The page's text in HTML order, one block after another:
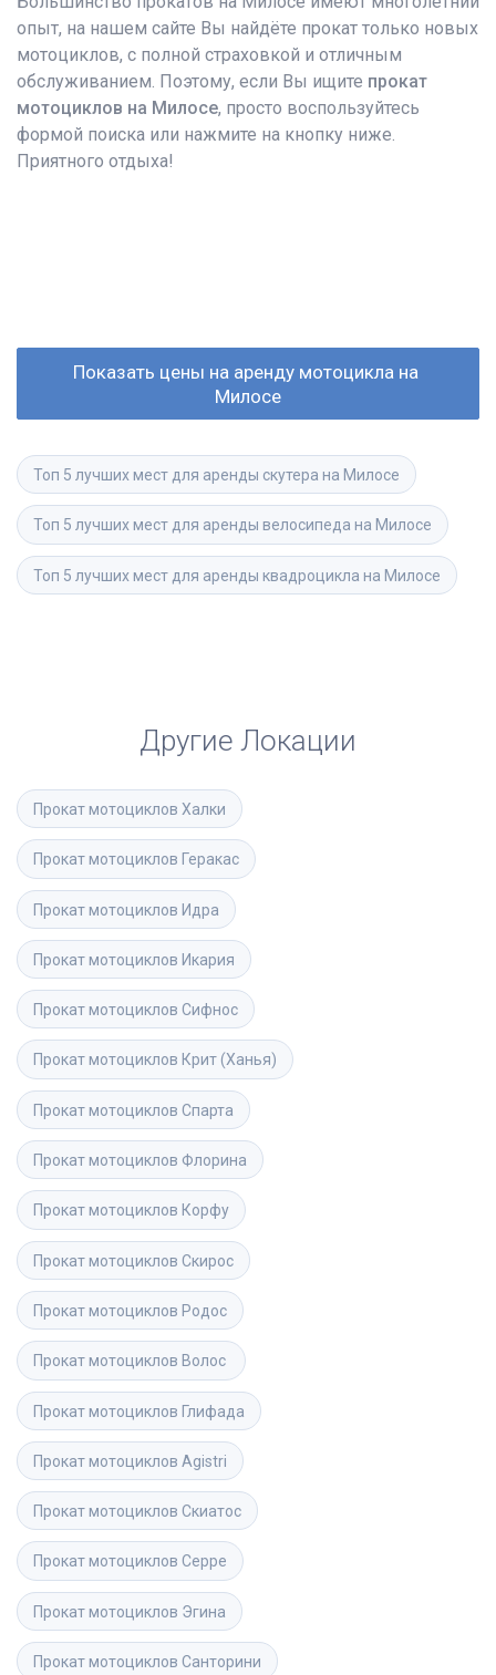
опыт, на нашем сайте Вы найдёте прокат только новых
мотоциклов, с полной страховкой и отличным
обслуживанием. Поэтому, если Вы ищите прокат
мотоциклов на Милосе, просто воспользуйтесь
формой поиска или нажмите на кнопку ниже.
Приятного отдыха!
Показать цены на аренду мотоцикла на
Милосе
Топ 5 лучших мест для аренды скутера на Милосе
Топ 5 лучших мест для аренды велосипеда на Милосе
Топ 5 лучших мест для аренды квадроцикла на Милосе
Другие Локации
Прокат мотоциклов Халки
Прокат мотоциклов Геракас
Прокат мотоциклов Идра
Прокат мотоциклов Икария
Прокат мотоциклов Сифнос
Прокат мотоциклов Крит (Ханья)
Прокат мотоциклов Спарта
Прокат мотоциклов Флорина
Прокат мотоциклов Корфу
Прокат мотоциклов Скирос
Прокат мотоциклов Родос
Прокат мотоциклов Волос
Прокат мотоциклов Глифада
Прокат мотоциклов Agistri
Прокат мотоциклов Скиатос
Прокат мотоциклов Серре
Прокат мотоциклов Эгина
Прокат мотоциклов Санторини